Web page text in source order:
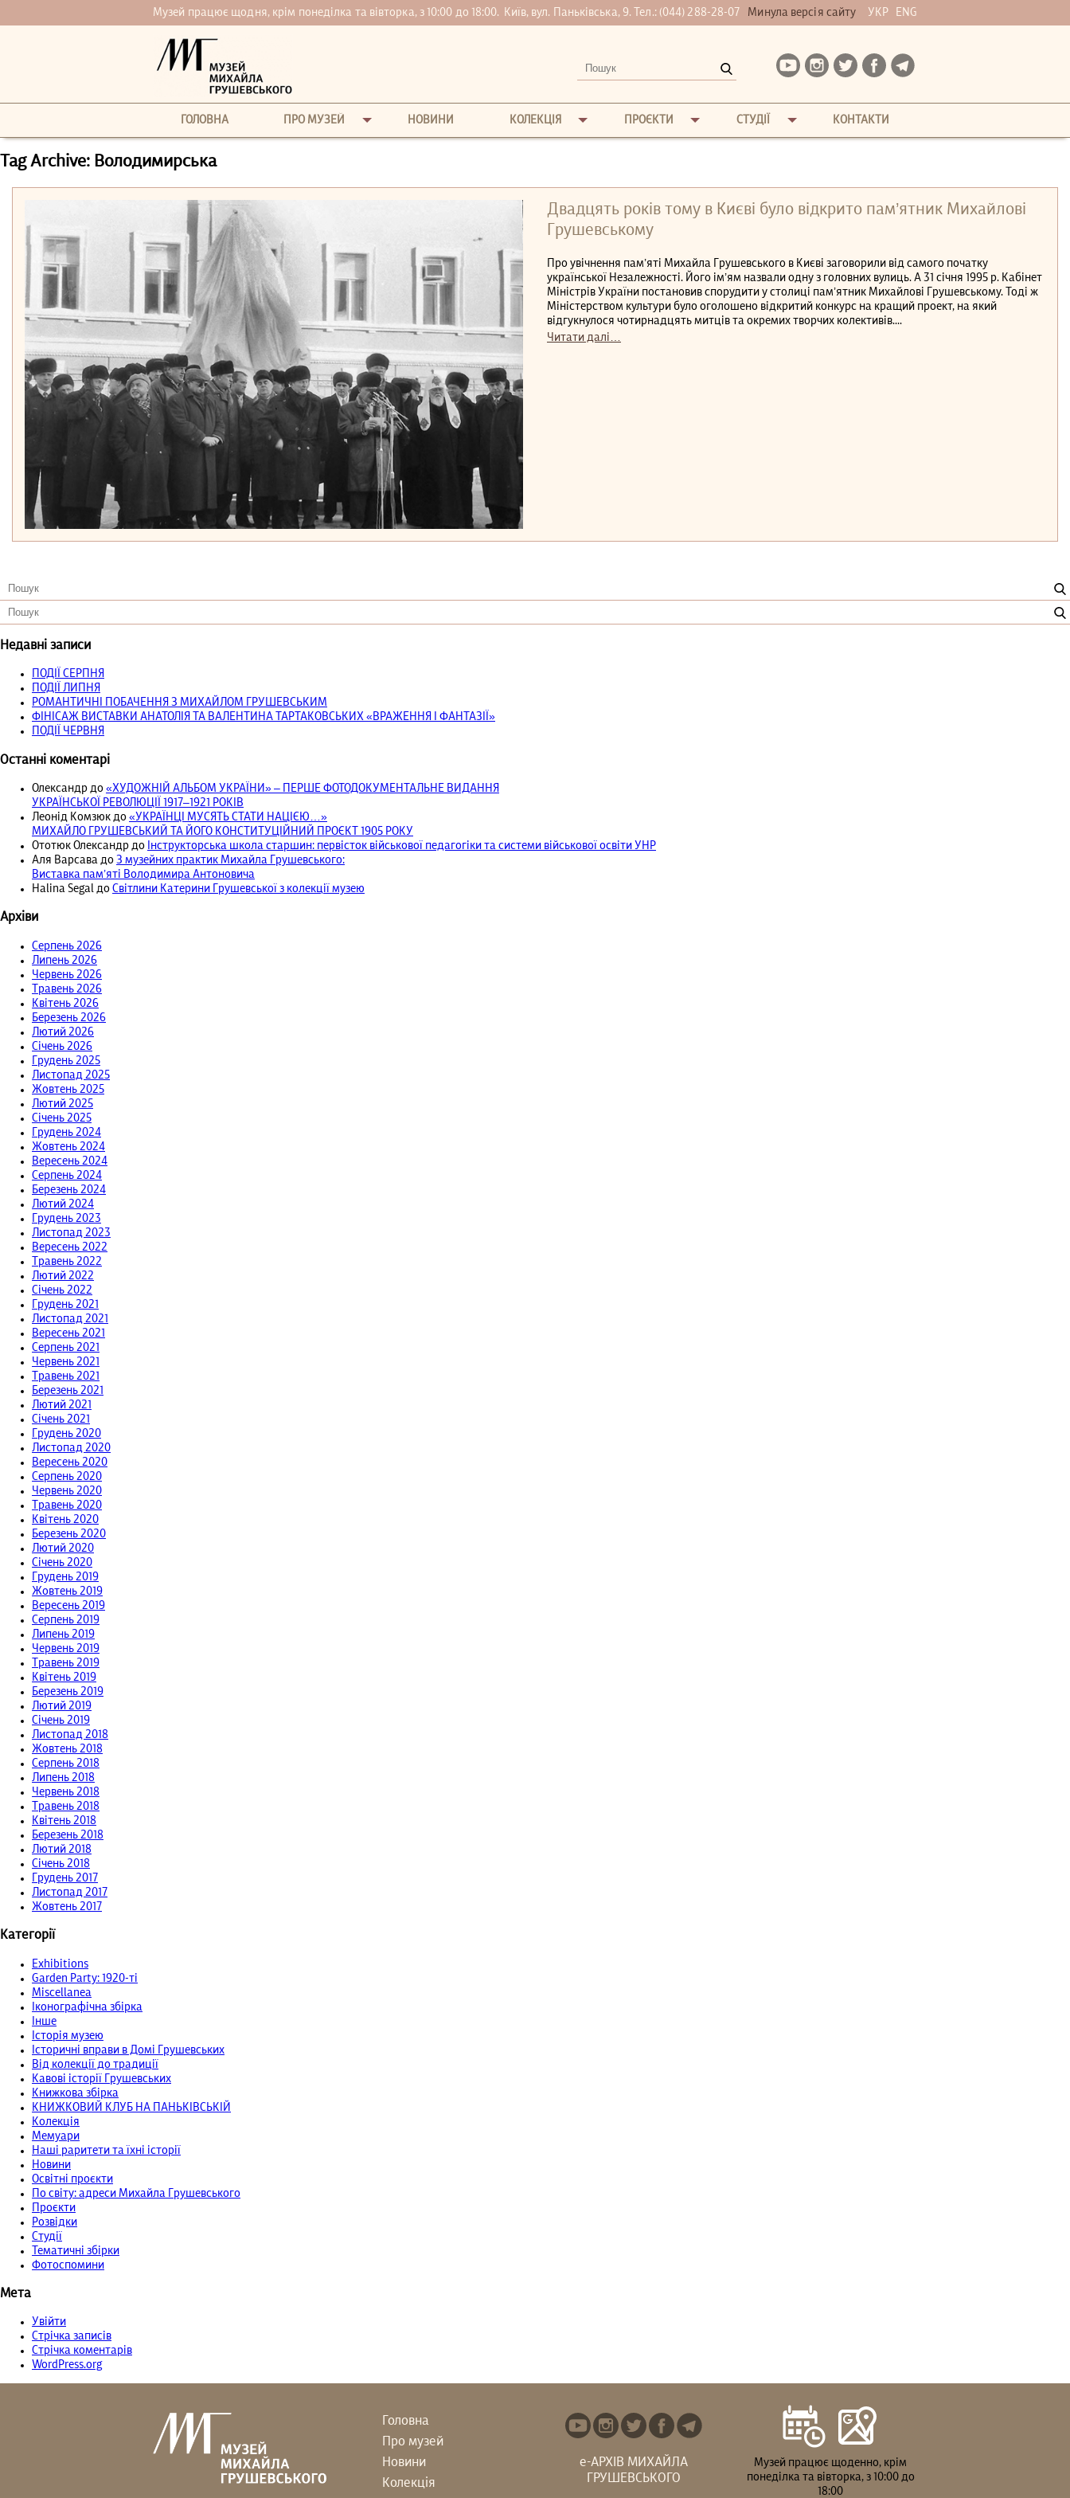
Музей працює щодня, крім понеділка та вівторка, з 10:00 до 18:00. Київ, вул. Паньківська, 9. Тел.:(044) 288-28-07 Минула версія сайту УКР ENG
ГОЛОВНА ПРО МУЗЕЙ НОВИНИ КОЛЕКЦІЯ ПРОЄКТИ СТУДІЇ КОНТАКТИ
Tag Archive: Володимирська
Двадцять років тому в Києві було відкрито пам’ятник Михайлові
Грушевському
Про увічнення пам’яті Михайла Грушевського в Києві заговорили від самого початку
української Незалежності. Його ім’ям назвали одну з головних вулиць. А 31 січня 1995 р. Кабінет
Міністрів України постановив спорудити у столиці пам’ятник Михайлові Грушевському. Тоді ж
Міністерством культури було оголошено відкритий конкурс на кращий проект, на який
відгукнулося чотирнадцять митців та окремих творчих колективів....
Читати далі…
Недавні записи
ПОДІЇ СЕРПНЯ
ПОДІЇ ЛИПНЯ
РОМАНТИЧНІ ПОБАЧЕННЯ З МИХАЙЛОМ ГРУШЕВСЬКИМ
ФІНІСАЖ ВИСТАВКИ АНАТОЛІЯ ТА ВАЛЕНТИНА ТАРТАКОВСЬКИХ «ВРАЖЕННЯ І ФАНТАЗІЇ»
ПОДІЇ ЧЕРВНЯ
Останні коментарі
Олександр до «ХУДОЖНІЙ АЛЬБОМ УКРАЇНИ» – ПЕРШЕ ФОТОДОКУМЕНТАЛЬНЕ ВИДАННЯ
УКРАЇНСЬКОЇ РЕВОЛЮЦІЇ 1917‒1921 РОКІВ
Леонід Комзюк до «УКРАЇНЦІ МУСЯТЬ СТАТИ НАЦІЄЮ…»
МИХАЙЛО ГРУШЕВСЬКИЙ ТА ЙОГО КОНСТИТУЦІЙНИЙ ПРОЄКТ 1905 РОКУ
Ототюк Олександр до Інструкторська школа старшин: первісток військової педагогіки та системи військової освіти УНР
Аля Варсава до З музейних практик Михайла Грушевського:
Виставка пам’яті Володимира Антоновича
Halina Segal до Світлини Катерини Грушевської з колекції музею
Архіви
Серпень 2026
Липень 2026
Червень 2026
Травень 2026
Квітень 2026
Березень 2026
Лютий 2026
Січень 2026
Грудень 2025
Листопад 2025
Жовтень 2025
Лютий 2025
Січень 2025
Грудень 2024
Жовтень 2024
Вересень 2024
Серпень 2024
Березень 2024
Лютий 2024
Грудень 2023
Листопад 2023
Вересень 2022
Травень 2022
Лютий 2022
Січень 2022
Грудень 2021
Листопад 2021
Вересень 2021
Серпень 2021
Червень 2021
Травень 2021
Березень 2021
Лютий 2021
Січень 2021
Грудень 2020
Листопад 2020
Вересень 2020
Серпень 2020
Червень 2020
Травень 2020
Квітень 2020
Березень 2020
Лютий 2020
Січень 2020
Грудень 2019
Жовтень 2019
Вересень 2019
Серпень 2019
Липень 2019
Червень 2019
Травень 2019
Квітень 2019
Березень 2019
Лютий 2019
Січень 2019
Листопад 2018
Жовтень 2018
Серпень 2018
Липень 2018
Червень 2018
Травень 2018
Квітень 2018
Березень 2018
Лютий 2018
Січень 2018
Грудень 2017
Листопад 2017
Жовтень 2017
Категорії
Exhibitions
Garden Party: 1920-ті
Miscellanea
Іконографічна збірка
Інше
Історія музею
Історичні вправи в Домі Грушевських
Від колекції до традиції
Кавові історії Грушевських
Книжкова збірка
КНИЖКОВИЙ КЛУБ НА ПАНЬКІВСЬКІЙ
Колекція
Мемуари
Наші раритети та їхні історії
Новини
Освітні проєкти
По світу: адреси Михайла Грушевського
Проєкти
Розвідки
Студії
Тематичні збірки
Фотоспомини
Мета
Увійти
Стрічка записів
Стрічка коментарів
WordPress.org
Головна
Про музей
Новини
Колекція
е-АРХІВ МИХАЙЛА
ГРУШЕВСЬКОГО
Музей працює щоденно, крім
понеділка та вівторка, з 10:00 до
18:00